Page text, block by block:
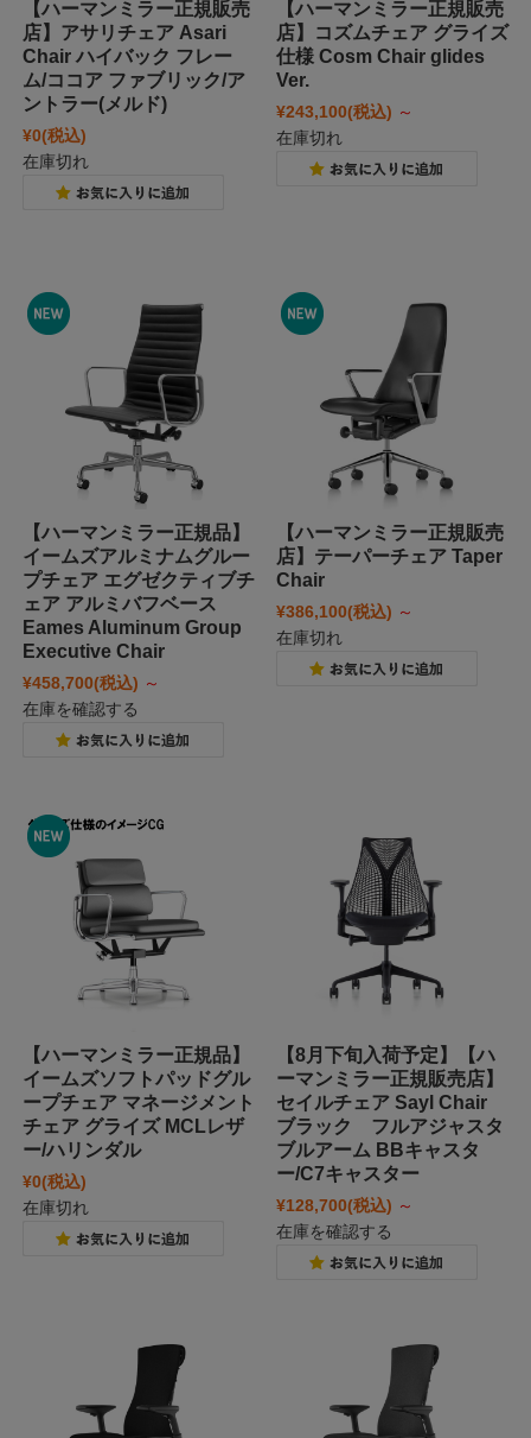
【ハーマンミラー正規販売
店】アサリチェア Asari
Chair ハイバック フレー
ム/ココア ファブリック/ア
ントラー(メルド)
¥0(税込)
在庫切れ
【ハーマンミラー正規販売
店】コズムチェア グライズ
仕様 Cosm Chair glides
Ver.
¥243,100(税込) ～
在庫切れ
【ハーマンミラー正規品】
イームズアルミナムグルー
プチェア エグゼクティブチ
ェア アルミバフベース
Eames Aluminum Group
Executive Chair
¥458,700(税込) ～
在庫を確認する
【ハーマンミラー正規販売
店】テーパーチェア Taper
Chair
¥386,100(税込) ～
在庫切れ
【ハーマンミラー正規品】
イームズソフトパッドグル
ープチェア マネージメント
チェア グライズ MCLレザ
ー/ハリンダル
¥0(税込)
在庫切れ
【8月下旬入荷予定】【ハ
ーマンミラー正規販売店】
セイルチェア Sayl Chair
ブラック フルアジャスタ
ブルアーム BBキャスタ
ー/C7キャスター
¥128,700(税込) ～
在庫を確認する